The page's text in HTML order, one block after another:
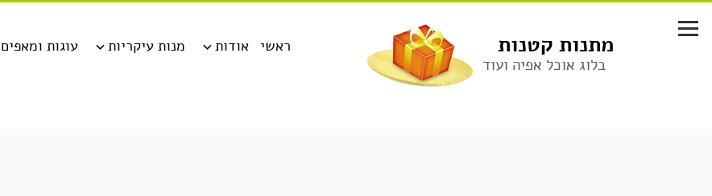
לתוכן
מתנות קטנות
בלוג אוכל אפיה ועוד
עוגות ומאפים מנות עיקריות אודות ראשי